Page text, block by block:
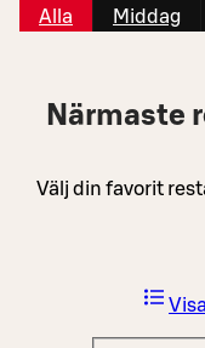
Alla Middag
Närmaste
Välj din favorit